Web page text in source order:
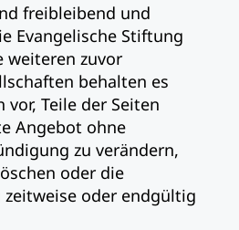
freibleibend und
Evangelische Stiftung
weiteren zuvor
behalten es
Teile der Seiten
Angebot ohne
zu verändern,
oder die
oder endgültig